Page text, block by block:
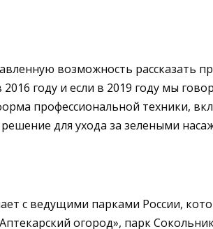
возможность
году и если в 2019 году мы
профессиональной техники,
для ухода за зелеными
с ведущими парками России,
огород», парк